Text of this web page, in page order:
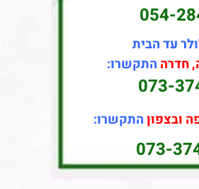
054-
עד הבית
חדרה התקשרו:
073-
ובצפוןהתקשרו:
073-